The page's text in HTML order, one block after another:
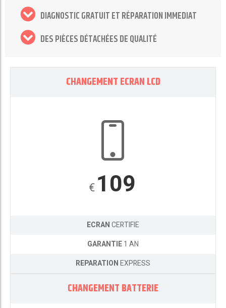
DIAGNOSTIC GRATUIT ET RÉPARATION IMMEDIAT
DES PIÈCES DÉTACHÉES DE QUALITÉ
CHANGEMENT ECRAN LCD
€109
ECRANCERTIFIE
GARANTIE1 AN
REPARATIONEXPRESS
CHANGEMENT BATTERIE